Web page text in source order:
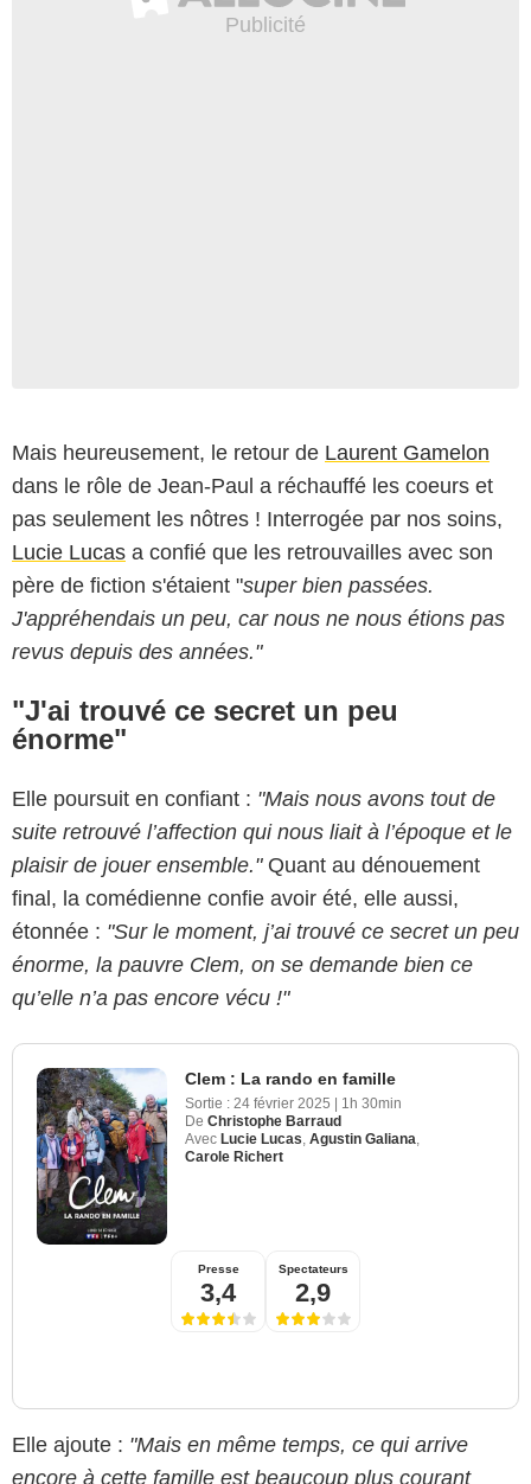
Mais heureusement, le retour de Laurent Gamelon
dans le rôle de Jean-Paul a réchauffé les coeurs et
pas seulement les nôtres ! Interrogée par nos soins,
Lucie Lucas a confié que les retrouvailles avec son
père de fiction s'étaient "super bien passées.
J'appréhendais un peu, car nous ne nous étions pas
revus depuis des années."
"J'ai trouvé ce secret un peu
énorme"
Elle poursuit en confiant : "Mais nous avons tout de
suite retrouvé l’affection qui nous liait à l’époque et le
plaisir de jouer ensemble."Quant au dénouement
final, la comédienne confie avoir été, elle aussi,
étonnée : "Sur le moment, j’ai trouvé ce secret un peu
énorme, la pauvre Clem, on se demande bien ce
qu’elle n’a pas encore vécu !"
Clem : La rando en famille
Sortie : 24 février 2025 | 1h 30min
De Christophe Barraud
Avec Lucie Lucas Agustin Galiana
Carole Richert
Presse
3,4
Spectateurs
2,9
Elle ajoute : "Mais en même temps, ce qui arrive
encore à cette famille est beaucoup plus courant